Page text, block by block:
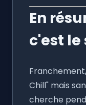
En
c'est le
Chill" mais
cherche